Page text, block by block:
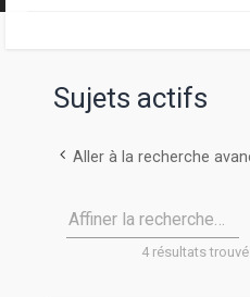
Sujets actifs
Aller à la recherche
Affiner la recherche…
4 résultats